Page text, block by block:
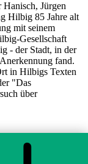
Jürgen
Hilbig 85 Jahre alt
mit seinem
Gesellschaft
- der Stadt, in der
fand.
in Hilbigs Texten
"Das
über